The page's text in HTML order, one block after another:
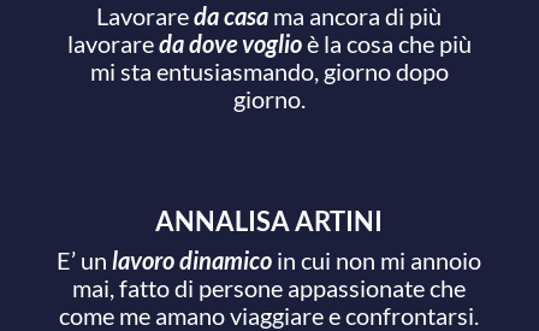
Lavorareda casa ma ancora di più
lavorareda dove voglioè la cosa che più
mi sta entusiasmando, giorno dopo
giorno.
ANNALISA ARTINI
E’ unlavoro dinamico in cui non mi annoio
mai, fatto di persone appassionate che
come me amano viaggiare e confrontarsi.